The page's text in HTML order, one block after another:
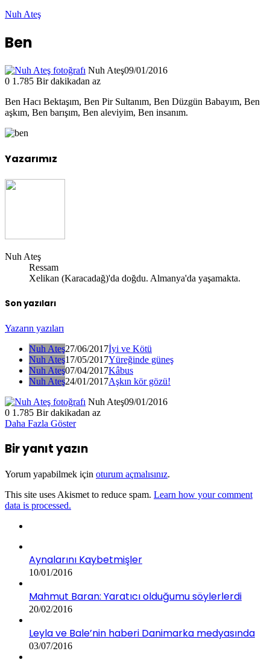
Nuh Ateş
Ben
Nuh Ateş09/01/2016
0 1.785 Bir dakikadan az
Ben Hacı Bektaşım, Ben Pir Sultanım, Ben Düzgün Babayım, Ben
aşkım, Ben barışım, Ben aleviyim, Ben insanım.
Yazarımız
Nuh Ateş
Ressam
Xelikan (Karacadağ)'da doğdu. Almanya'da yaşamakta.
Son yazıları
Yazarın yazıları
Nuh Ateş27/06/2017İyi ve Kötü
Nuh Ateş17/05/2017Yüreğinde güneş
Nuh Ateş07/04/2017Kâbus
Nuh Ateş24/01/2017Aşkın kör gözü!
Nuh Ateş09/01/2016
0 1.785 Bir dakikadan az
Daha Fazla Göster
Bir yanıt yazın
Yorum yapabilmek için oturum açmalısınız.
This site uses Akismet to reduce spam. Learn how your comment
data is processed.
Aynalarını Kaybetmişler
10/01/2016
Mahmut Baran: Yaratıcı olduğumu söylerlerdi
20/02/2016
Leyla ve Bale’nin haberi Danimarka medyasında
03/07/2016